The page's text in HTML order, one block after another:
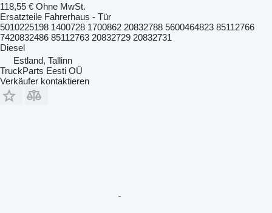
118,55 € Ohne MwSt.
Ersatzteile Fahrerhaus - Tür
5010225198 1400728 1700862 20832788 5600464823 85112766
7420832486 85112763 20832729 20832731
Diesel
Estland, Tallinn
TruckParts Eesti OÜ
Verkäufer kontaktieren